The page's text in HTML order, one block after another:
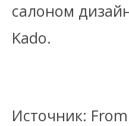
салоном
Kado.
Источник: